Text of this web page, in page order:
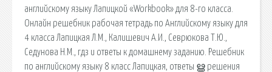
английскому языку Лапицкой «Workbook» для 8-го класса.
Онлайн решебник рабочая тетрадь по Английскому языку для
4 класса Лапицкая Л.М., Калишевич А.И., Севрюкова Т.Ю.,
Седунова Н.М., гдз и ответы к домашнему заданию. Решебник
по английскому языку 8 класс Лапицкая, ответы ൠ решения